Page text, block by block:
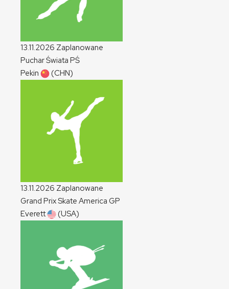
13.11.2026 Zaplanowane
Puchar Świata PŚ
Pekin
(CHN)
13.11.2026 Zaplanowane
Grand Prix Skate America GP
Everett
(USA)